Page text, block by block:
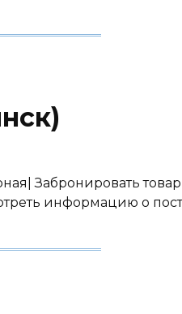
Забронировать
информацию о